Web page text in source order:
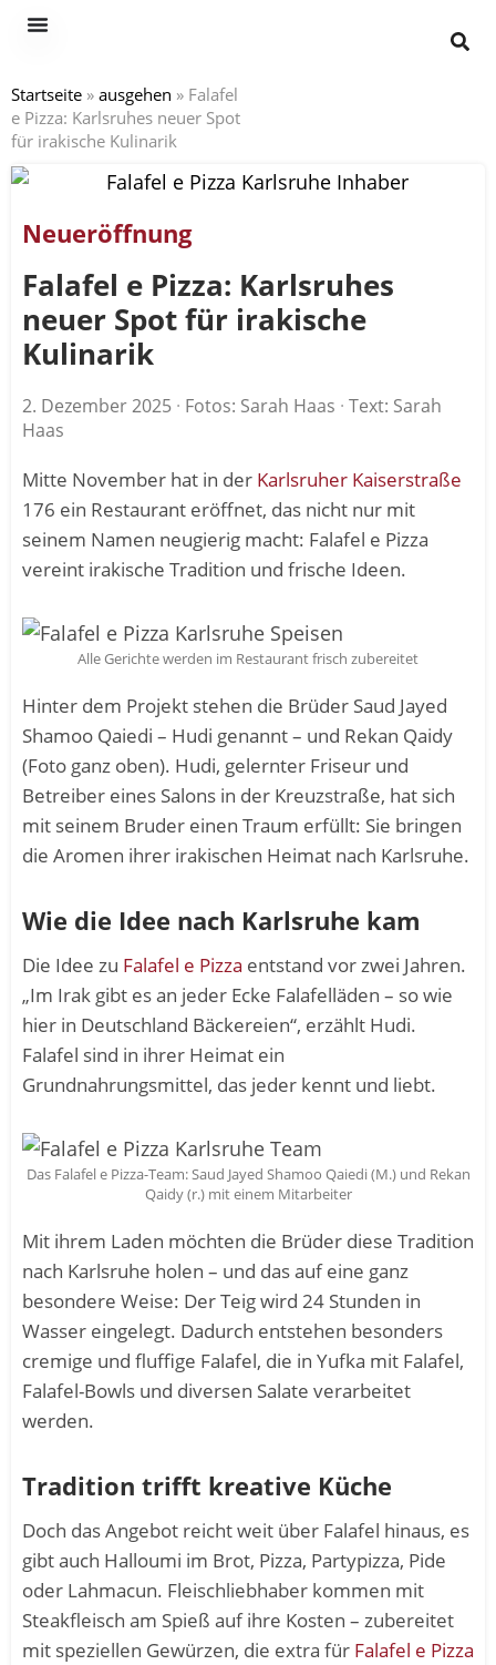
Startseite » ausgehen » Falafel
e Pizza: Karlsruhes neuer Spot
für irakische Kulinarik
Neueröffnung
Falafel e Pizza: Karlsruhes
neuer Spot für irakische
Kulinarik
2. Dezember 2025 · Fotos: Sarah Haas · Text: Sarah
Haas
Mitte November hat in der Karlsruher Kaiserstraße
176 ein Restaurant eröffnet, das nicht nur mit
seinem Namen neugierig macht: Falafel e Pizza
vereint irakische Tradition und frische Ideen.
Alle Gerichte werden im Restaurant frisch zubereitet
Hinter dem Projekt stehen die Brüder Saud Jayed
Shamoo Qaiedi – Hudi genannt – und Rekan Qaidy
(Foto ganz oben). Hudi, gelernter Friseur und
Betreiber eines Salons in der Kreuzstraße, hat sich
mit seinem Bruder einen Traum erfüllt: Sie bringen
die Aromen ihrer irakischen Heimat nach Karlsruhe.
Wie die Idee nach Karlsruhe kam
Die Idee zu Falafel e Pizza entstand vor zwei Jahren.
„Im Irak gibt es an jeder Ecke Falafelläden – so wie
hier in Deutschland Bäckereien“, erzählt Hudi.
Falafel sind in ihrer Heimat ein
Grundnahrungsmittel, das jeder kennt und liebt.
Das Falafel e Pizza-Team: Saud Jayed Shamoo Qaiedi (M.) und Rekan
Qaidy (r.) mit einem Mitarbeiter
Mit ihrem Laden möchten die Brüder diese Tradition
nach Karlsruhe holen – und das auf eine ganz
besondere Weise: Der Teig wird 24 Stunden in
Wasser eingelegt. Dadurch entstehen besonders
cremige und fluffige Falafel, die in Yufka mit Falafel,
Falafel-Bowls und diversen Salate verarbeitet
werden.
Tradition trifft kreative Küche
Doch das Angebot reicht weit über Falafel hinaus, es
gibt auch Halloumi im Brot, Pizza, Partypizza, Pide
oder Lahmacun. Fleischliebhaber kommen mit
Steakfleisch am Spieß auf ihre Kosten – zubereitet
mit speziellen Gewürzen, die extra für Falafel e Pizza